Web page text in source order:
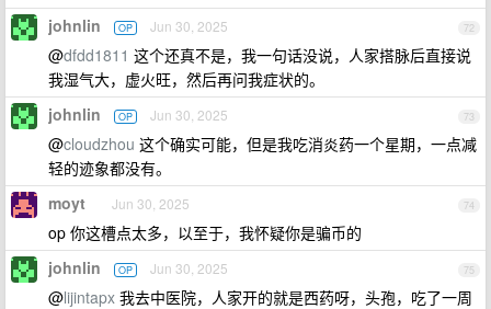
72
johnlin OP Jun 30, 2025
@dfdd1811 这个还真不是，我一句话没说，人家搭脉后直接说
我湿气大，虚火旺，然后再问我症状的。
73
johnlin OP Jun 30, 2025
@cloudzhou 这个确实可能，但是我吃消炎药一个星期，一点减
轻的迹象都没有。
74
moyt Jun 30, 2025
op 你这槽点太多，以至于，我怀疑你是骗币的
75
johnlin OP Jun 30, 2025
@lijintapx 我去中医院，人家开的就是西药呀，头孢，吃了一周